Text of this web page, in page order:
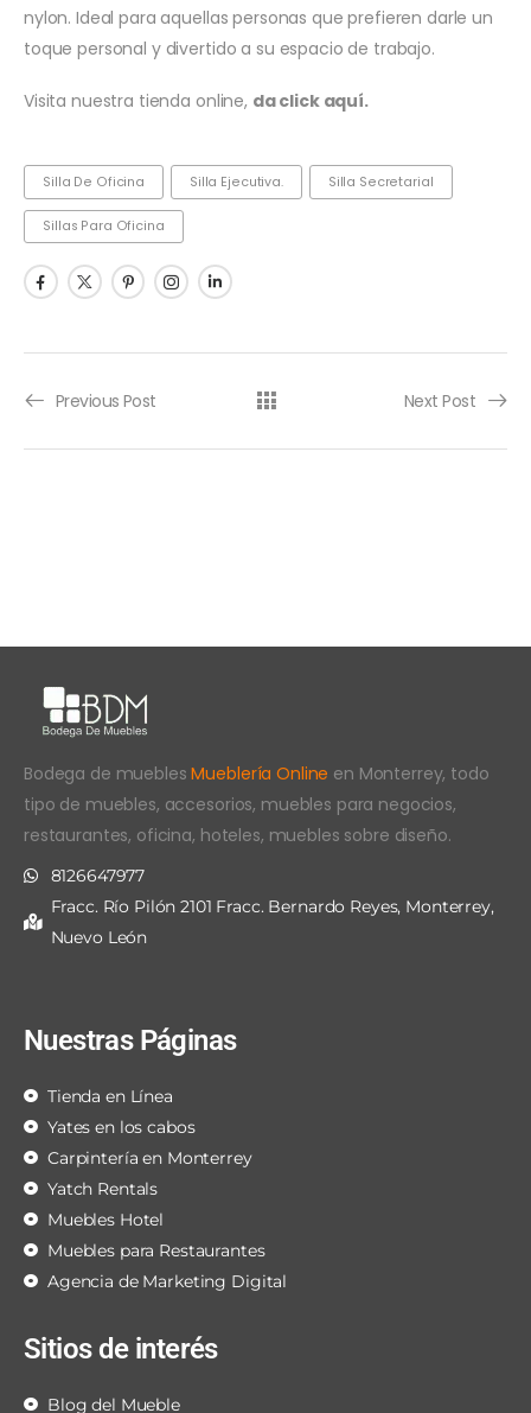
nylon. Ideal para aquellas personas que prefieren darle un
toque personal y divertido a su espacio de trabajo.
Visita nuestra tienda online, da click aquí.
Silla De Oficina Silla Ejecutiva. Silla Secretarial
Sillas Para Oficina
Previous Post Next Post
Bodega de mueblesMueblería Online en Monterrey, todo
tipo de muebles, accesorios, muebles para negocios,
restaurantes, oficina, hoteles, muebles sobre diseño.
8126647977
Fracc. Río Pilón 2101 Fracc. Bernardo Reyes, Monterrey,
Nuevo León
Nuestras Páginas
Tienda en Línea
Yates en los cabos
Carpintería en Monterrey
Yatch Rentals
Muebles Hotel
Muebles para Restaurantes
Agencia de Marketing Digital
Sitios de interés
Blog del Mueble